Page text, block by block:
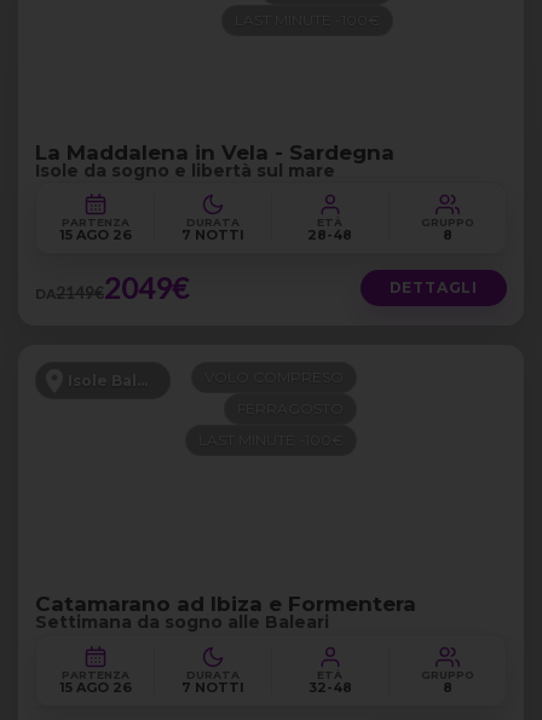
La Maddalena in Vela - Sardegna
Isole da sogno e libertà sul mare
PARTENZA
15 AGO 26
DURATA
7 NOTTI
ETÀ
28-48
GRUPPO
8
DA2149€2049€ DETTAGLI
Isole Baleari
Catamarano ad Ibiza e Formentera
Settimana da sogno alle Baleari
PARTENZA
15 AGO 26
DURATA
7 NOTTI
ETÀ
32-48
GRUPPO
8